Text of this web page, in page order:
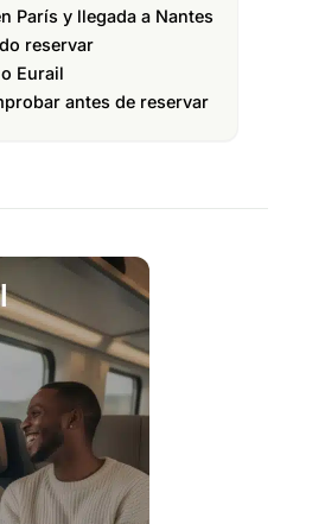
París y llegada a Nantes
reservar
Eurail
antes de reservar